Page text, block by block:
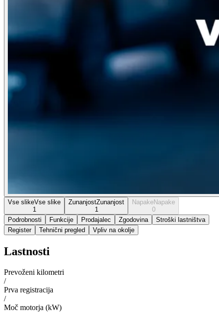
Vse slikeVse slike
1
ZunanjostZunanjost
1
NapakeNapake
0
Podrobnosti
Funkcije Prodajalec Zgodovina
Stroški lastništva
Register
Tehnični pregled Vpliv na okolje
Lastnosti
Prevoženi kilometri
/
Prva registracija
/
Moč motorja (kW)